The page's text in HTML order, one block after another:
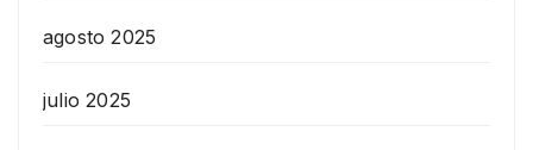
agosto 2025
julio 2025